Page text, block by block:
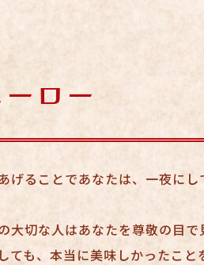
ロー
ることであなたは、一夜にし
切な人はあなたを尊敬の目で
も、本当に美味しかったこと